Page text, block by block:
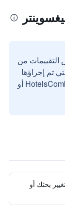
من
تم إجراؤها
بواسطة مستخدمين حقيقيين مع HotelsCombined أو
بحثك أو